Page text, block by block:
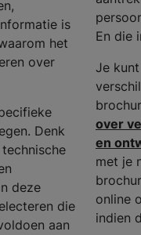
is
het
over
Denk
deze
die
aan
En die
Je
over
en
met je
online
indien